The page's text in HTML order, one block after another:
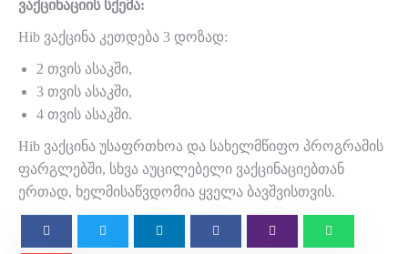
ვაქცინაციის სქემა:
Hib ვაქცინა კეთდება 3 დოზად:
2 თვის ასაკში,
3 თვის ასაკში,
4 თვის ასაკში.
Hib ვაქცინა უსაფრთხოა და სახელმწიფო პროგრამის
ფარგლებში, სხვა აუცილებელი ვაქცინაციებთან
ერთად, ხელმისაწვდომია ყველა ბავშვისთვის.